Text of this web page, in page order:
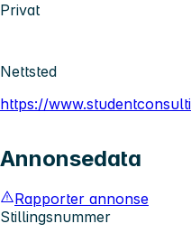
Privat
Nettsted
https://
Annonsedata
Rapporter annonse
Stillingsnummer